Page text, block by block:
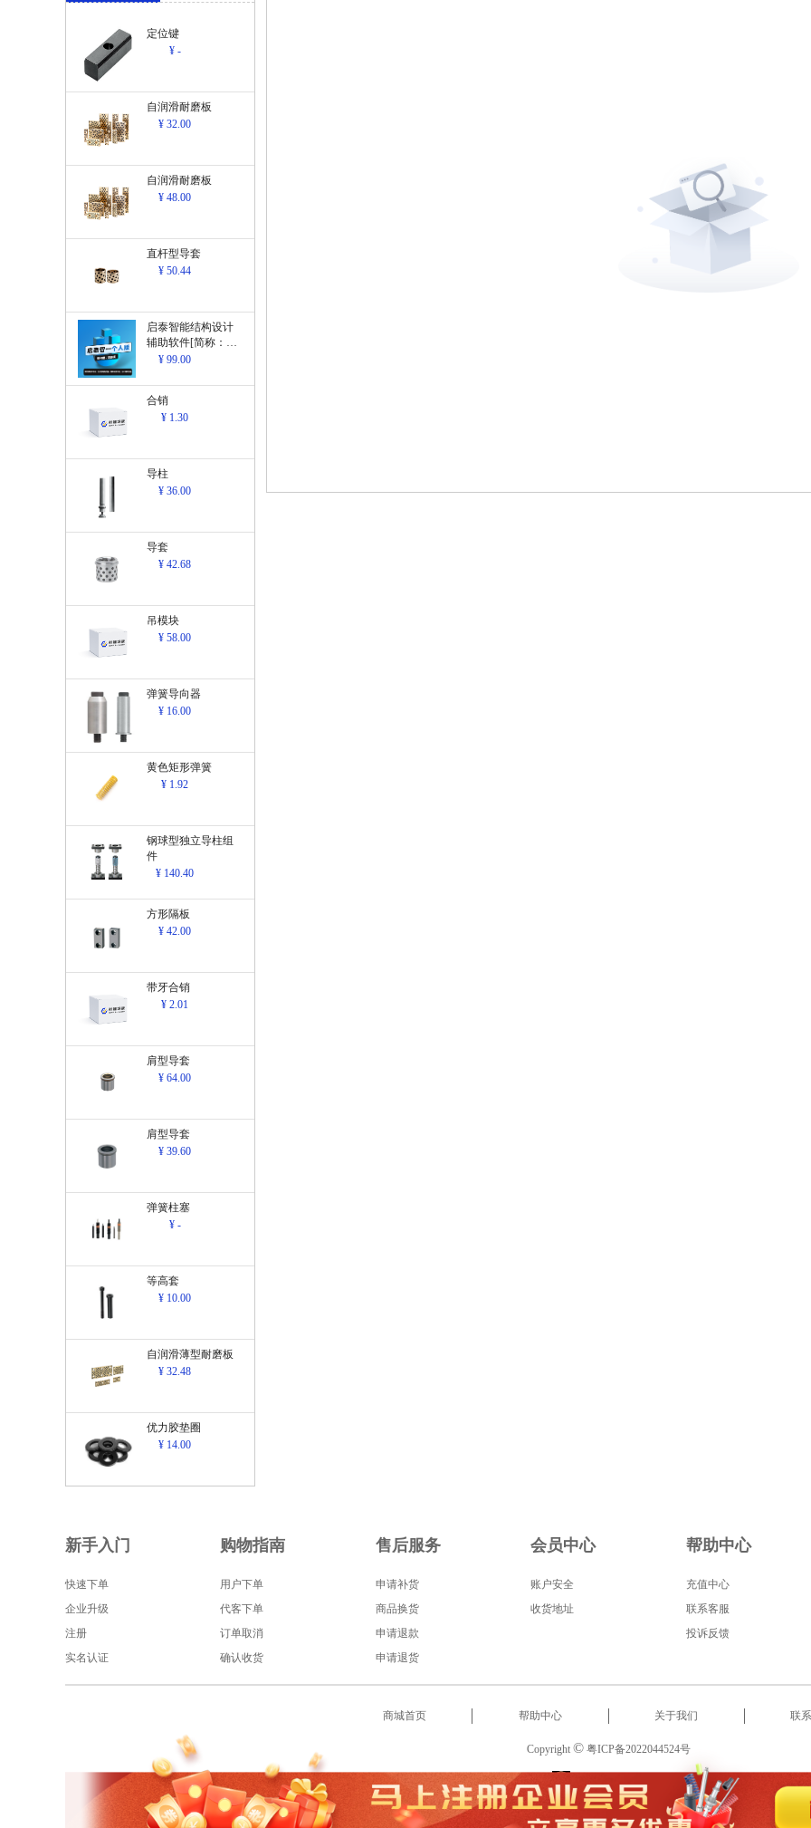
定位键
¥ -
自润滑耐磨板
¥ 32.00
自润滑耐磨板
¥ 48.00
直杆型导套
¥ 50.44
启泰智能结构设计
辅助软件[简称：结
构设计辅助软
¥ 99.00
合销
¥ 1.30
导柱
¥ 36.00
导套
¥ 42.68
吊模块
¥ 58.00
弹簧导向器
¥ 16.00
黄色矩形弹簧
¥ 1.92
钢球型独立导柱组
件
¥ 140.40
方形隔板
¥ 42.00
带牙合销
¥ 2.01
肩型导套
¥ 64.00
肩型导套
¥ 39.60
弹簧柱塞
¥ -
等高套
¥ 10.00
自润滑薄型耐磨板
¥ 32.48
优力胶垫圈
¥ 14.00
新手入门
快速下单
企业升级
注册
实名认证
购物指南
用户下单
代客下单
订单取消
确认收货
售后服务
申请补货
商品换货
申请退款
申请退货
会员中心
账户安全
收货地址
帮助中心
充值中心
联系客服
投诉反馈
商城首页 帮助中心 关于我们 联
Copyright © 粤ICP备2022044524号
18566522853 2022 东莞市启泰智能科技有限公司 版权所有